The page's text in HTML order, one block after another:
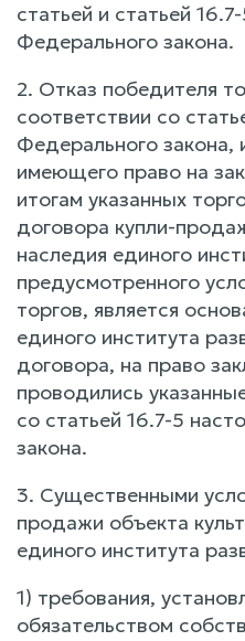
статьей и статьей
Федерального закона.
2. Отказ победителя
соответствии со
Федерального закона,
имеющего право на
итогам указанных
договора купли-
наследия единого
предусмотренного
торгов, является
единого института
договора, на право
проводились
со статьей 16.7-5
закона.
3. Существенными
продажи объекта
единого института
1) требования,
обязательством